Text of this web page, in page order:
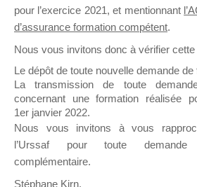
Formation qui souhaitent
Propositions Mallette du
Ce groupe propose un forum
sur lequel il est possible de
ou poser une question.
NB : Il est nécessaire d’être
pouvoir rejoindre ce groupe
pour l’exercice 2021, et mentionnant
d’assurance formation compétent.
Nous vous invitons donc à vérifier
Le dépôt de toute nouvelle demande de
La transmission de toute
concernant une formation réalisée
1er janvier 2022.
Nous vous invitons à vous
l’Urssaf pour toute demande
complémentaire.
Stéphane Kirn,